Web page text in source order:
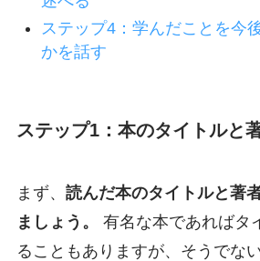
ステップ4：学んだことを今
かを話す
ステップ1：本のタイトルと
まず、 読んだ本のタイトルと著
ましょう。
有名な本であればタ
ることもありますが、そうでな